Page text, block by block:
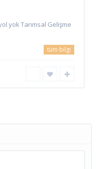
yok Tarımsal Gelişme
tüm bilgi